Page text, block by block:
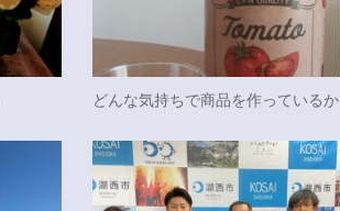
どんな気持ちで商品を作っているか